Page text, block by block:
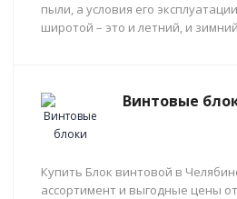
пыли, а условия его
широтой – это и летний, и
Винтовые
Купить Блок винтовой в
ассортимент и выгодные цены